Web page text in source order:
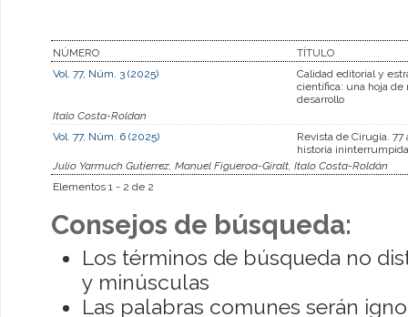
NÚMERO
TÍTULO
Vol. 77, Núm. 3 (2025)
Calidad editorial y
científica: una hoja de
desarrollo
Italo Costa-Roldan
Vol. 77, Núm. 6 (2025)
Revista de Cirugía. 77
historia ininterrumpida
Julio Yarmuch Gutierrez, Manuel Figueroa-Giralt, Italo Costa-Roldán
Elementos 1 - 2 de 2
Consejos de búsqueda:
Los términos de búsqueda no
y minúsculas
Las palabras comunes serán